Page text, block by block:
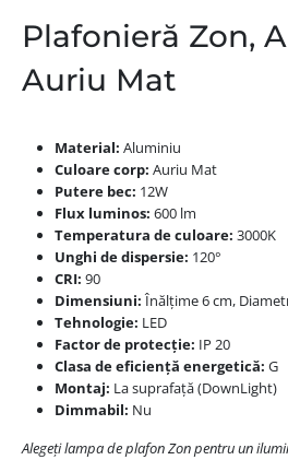
Plafonieră Zon,
Auriu Mat
Material: Aluminiu
Culoare corp: Auriu Mat
Putere bec: 12W
Flux luminos: 600 lm
Temperatura de culoare: 3000K
Unghi de dispersie: 120°
CRI: 90
Dimensiuni: Înălțime 6 cm,
Tehnologie: LED
Factor de protecție: IP 20
Clasa de eficiență energetică: G
Montaj: La suprafață (DownLight)
Dimmabil: Nu
Alegeți lampa de plafon Zon pentru un